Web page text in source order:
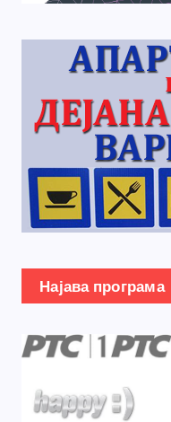
Најава програма